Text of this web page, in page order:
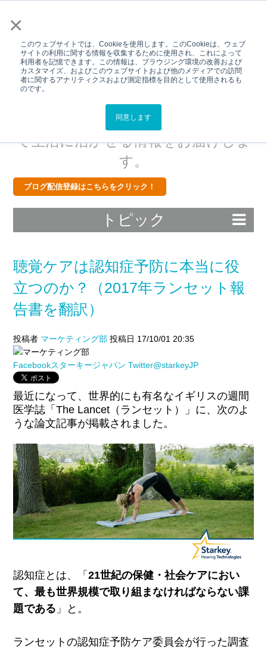
×
このウェブサイトでは、Cookieを使用します。このCookieは、ウェブ
サイトの利用に関する情報を収集するために使用され、これによって
利用者を記憶できます。この情報は、ブラウジング環境の改善および
カスタマイズ、およびこのウェブサイトおよび他のメディアでの訪問
者に関するアナリティクスおよび測定指標を目的として使用されるも
のです。
同意します
Hear Better.Live
Better.BLOG
スターキーから補聴器・難聴につい
て生活に活かせる情報をお届けしま
す。
ブログ配信登録はこちらをクリック！
トピック
聴覚ケアは認知症予防に本当に役
立つのか？（2017年ランセット報
告書を翻訳）
投稿者 マーケティング部投稿日 17/10/01 20:35
Facebookスターキージャパン Twitter@starkeyJP
最近になって、世界的にも有名なイギリスの週間
医学誌「The Lancet（ランセット）」に、次のよ
うな論文記事が掲載されました。
認知症とは、「 21世紀の保健・社会ケアにおい
て、最も世界規模で取り組まなければならない課
題である 」と。
ラ ンセットの認知症予防ケア委員会が行った調査